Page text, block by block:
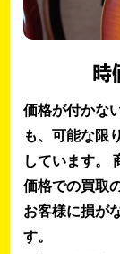
時
価格が付かな
も、可能な限
しています。
価格での買取
お客様に損が
す。